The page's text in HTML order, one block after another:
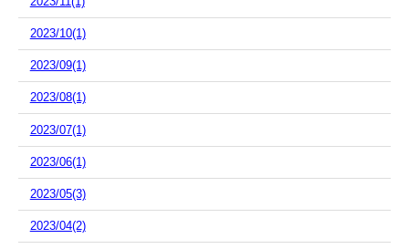
2023/10(1)
2023/09(1)
2023/08(1)
2023/07(1)
2023/06(1)
2023/05(3)
2023/04(2)